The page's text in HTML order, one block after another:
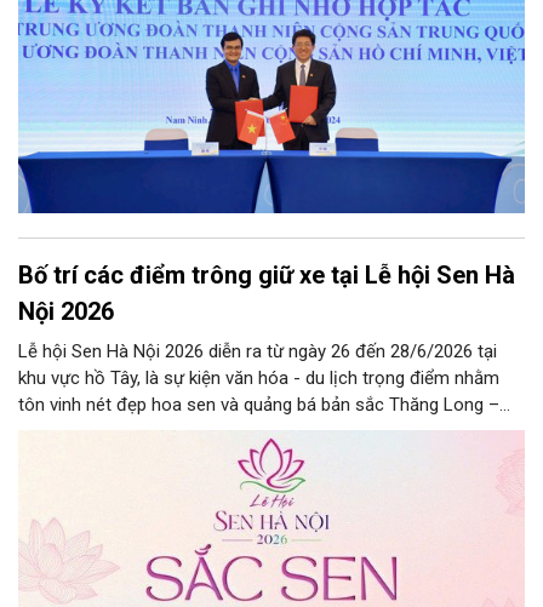
Bố trí các điểm trông giữ xe tại Lễ hội Sen Hà
Nội 2026
Lễ hội Sen Hà Nội 2026 diễn ra từ ngày 26 đến 28/6/2026 tại
khu vực hồ Tây, là sự kiện văn hóa - du lịch trọng điểm nhằm
tôn vinh nét đẹp hoa sen và quảng bá bản sắc Thăng Long –
Hà Nội.